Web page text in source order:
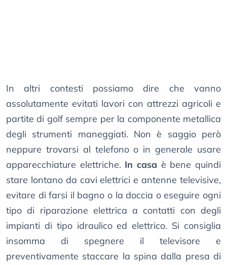
In altri contesti possiamo dire che vanno
assolutamente evitati lavori con attrezzi agricoli e
partite di golf sempre per la componente metallica
degli strumenti maneggiati. Non è saggio però
neppure trovarsi al telefono o in generale usare
apparecchiature elettriche. In casa è bene quindi
stare lontano da cavi elettrici e antenne televisive,
evitare di farsi il bagno o la doccia o eseguire ogni
tipo di riparazione elettrica a contatti con degli
impianti di tipo idraulico ed elettrico. Si consiglia
insomma di spegnere il televisore e
preventivamente staccare la spina dalla presa di